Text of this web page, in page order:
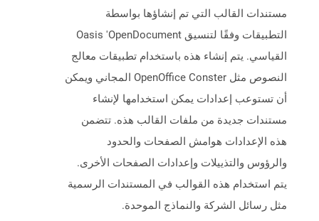
مستندات القالب التي تم إنشاؤها بواسطة
التطبيقات وفقًا لتنسيق Oasis 'OpenDocument
القياسي. يتم إنشاء هذه باستخدام تطبيقات معالج
النصوص مثل OpenOffice Conster المجاني ويمكن
أن تستوعب إعدادات يمكن استخدامها لإنشاء
مستندات جديدة من ملفات القالب هذه. تتضمن
هذه الإعدادات هوامش الصفحات والحدود
والرؤوس والتذييلات وإعدادات الصفحات الأخرى.
يتم استخدام هذه القوالب في المستندات الرسمية
مثل رسائل الشركة والنماذج الموحدة.